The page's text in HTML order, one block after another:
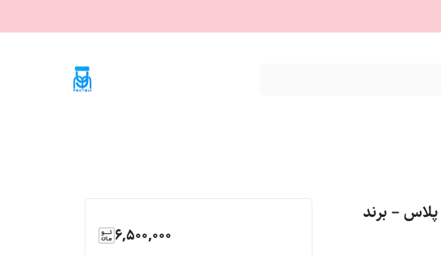
کپسول MK-2866 (Ostarine) پلاس – برند
6,500,000